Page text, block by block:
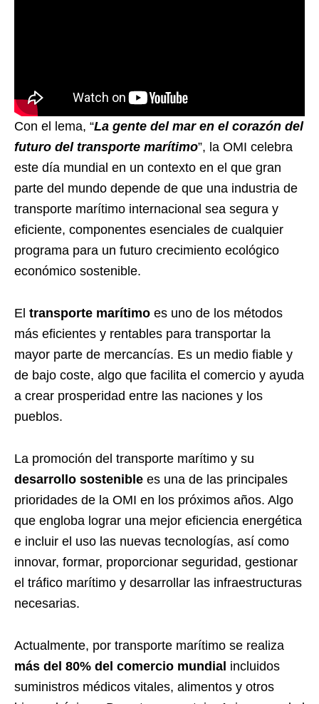
Con el lema, “La gente del mar en el corazón del
futuro del transporte marítimo”, la OMI celebra
este día mundial en un contexto en el que gran
parte del mundo depende de que una industria de
transporte marítimo internacional sea segura y
eficiente, componentes esenciales de cualquier
programa para un futuro crecimiento ecológico
económico sostenible.
El transporte marítimo es uno de los métodos
más eficientes y rentables para transportar la
mayor parte de mercancías. Es un medio fiable y
de bajo coste, algo que facilita el comercio y ayuda
a crear prosperidad entre las naciones y los
pueblos.
La promoción del transporte marítimo y su
desarrollo sostenible es una de las principales
prioridades de la OMI en los próximos años. Algo
que engloba lograr una mejor eficiencia energética
e incluir el uso las nuevas tecnologías, así como
innovar, formar, proporcionar seguridad, gestionar
el tráfico marítimo y desarrollar las infraestructuras
necesarias.
Actualmente, por transporte marítimo se realiza
más del 80% del comercio mundial incluidos
suministros médicos vitales, alimentos y otros